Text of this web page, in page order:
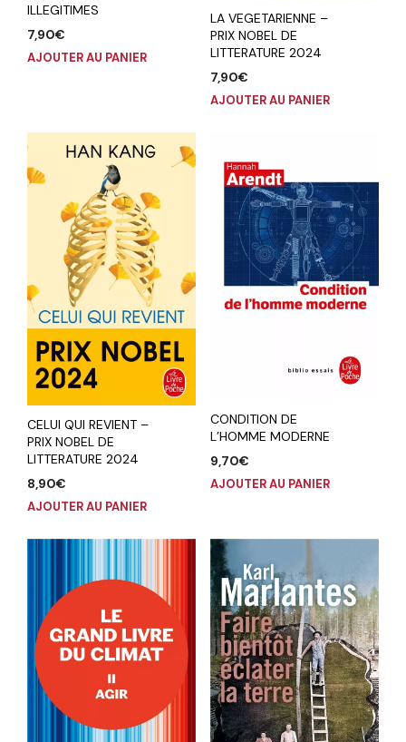
ILLEGITIMES
7,90€
AJOUTER AU PANIER
LA VEGETARIENNE –
PRIX NOBEL DE
LITTERATURE 2024
7,90€
AJOUTER AU PANIER
CELUI QUI REVIENT –
PRIX NOBEL DE
LITTERATURE 2024
8,90€
AJOUTER AU PANIER
CONDITION DE
L’HOMME MODERNE
9,70€
AJOUTER AU PANIER